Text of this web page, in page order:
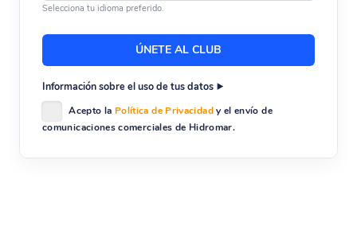
Selecciona tu idioma preferido.
Información sobre el uso de tus datos
Acepto la Política de Privacidady el envío de
comunicaciones comerciales de Hidromar.